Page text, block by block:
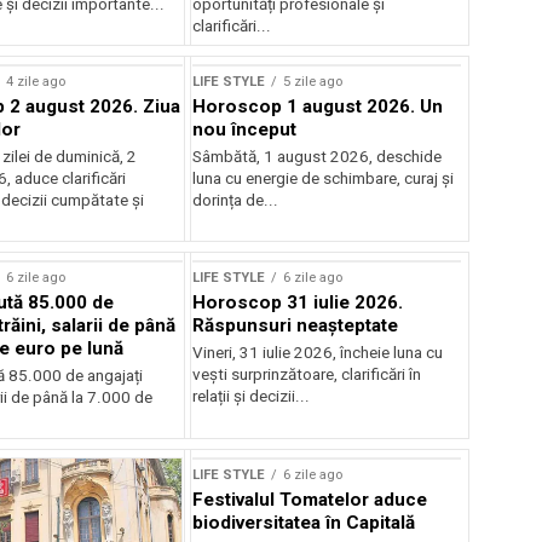
și decizii importante...
oportunități profesionale și
clarificări...
4 zile ago
august 2026. Ziua
de duminică, 2
aduce clarificări
cumpătate și
LIFE STYLE 5 zile ago
Horoscop 1 august 2026. Un
nou început
Sâmbătă, 1 august 2026, deschide
luna cu energie de schimbare, curaj și
dorința de...
6 zile ago
85.000 de
salarii de până
euro pe lună
85.000 de angajați
de până la 7.000 de
LIFE STYLE 6 zile ago
Horoscop 31 iulie 2026.
Răspunsuri neașteptate
Vineri, 31 iulie 2026, încheie luna cu
vești surprinzătoare, clarificări în
relații și decizii...
LIFE STYLE 6 zile ago
Festivalul Tomatelor aduce
biodiversitatea în Capitală